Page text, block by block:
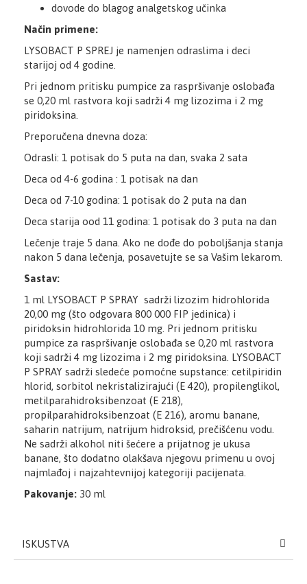
dovode do blagog analgetskog učinka
Način primene:
LYSOBACT P SPREJ je namenjen odraslima i deci
starijoj od 4 godine.
Pri jednom pritisku pumpice za raspršivanje oslobađa
se 0,20 ml rastvora koji sadrži 4 mg lizozima i 2 mg
piridoksina.
Preporučena dnevna doza:
Odrasli: 1 potisak do 5 puta na dan, svaka 2 sata
Deca od 4-6 godina : 1 potisak na dan
Deca od 7-10 godina: 1 potisak do 2 puta na dan
Deca starija ood 11 godina: 1 potisak do 3 puta na dan
Lečenje traje 5 dana. Ako ne dođe do poboljšanja stanja
nakon 5 dana lečenja, posavetujte se sa Vašim lekarom.
Sastav:
1 ml LYSOBACT P SPRAY sadrži lizozim hidrohlorida
20,00 mg (što odgovara 800 000 FIP jedinica) i
piridoksin hidrohlorida 10 mg. Pri jednom pritisku
pumpice za raspršivanje oslobađa se 0,20 ml rastvora
koji sadrži 4 mg lizozima i 2 mg piridoksina. LYSOBACT
P SPRAY sadrži sledeće pomoćne supstance: cetilpiridin
hlorid, sorbitol nekristalizirajući (E 420), propilenglikol,
metilparahidroksibenzoat (E 218),
propilparahidroksibenzoat (E 216), aromu banane,
saharin natrijum, natrijum hidroksid, prečišćenu vodu.
Ne sadrži alkohol niti šećere a prijatnog je ukusa
banane, što dodatno olakšava njegovu primenu u ovoj
najmlađoj i najzahtevnijoj kategoriji pacijenata.
Pakovanje: 30 ml
ISKUSTVA